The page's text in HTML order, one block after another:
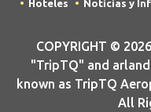
Hoteles
Noticias y
COPYRIGHT ©
"TripTQ" and
known as TripTQ
All